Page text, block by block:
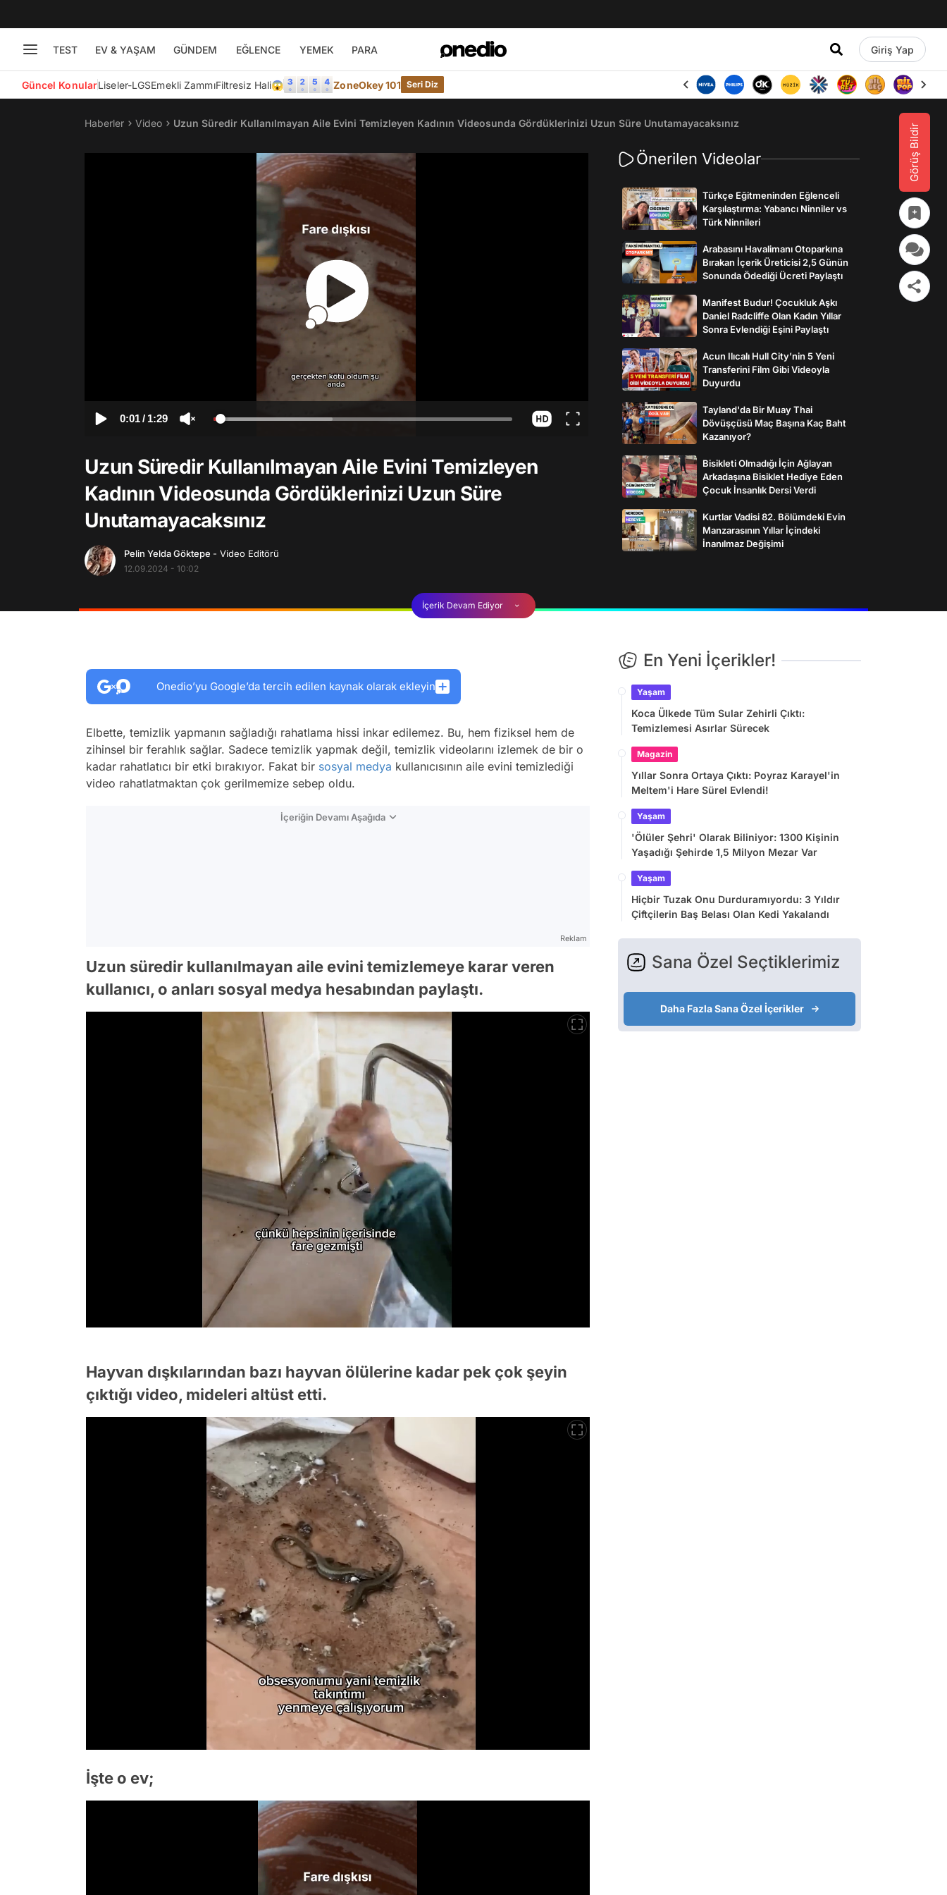
TEST EV & YAŞAM GÜNDEM EĞLENCE YEMEK PARA Giriş Yap
Güncel KonularLiseler-LGSEmekli ZammıFiltresiz Hali😱 ZoneOkey 101 Seri Diz
Görüş Bildir
Haberler Video Uzun Süredir Kullanılmayan Aile Evini Temizleyen Kadının Videosunda Gördüklerinizi Uzun Süre Unutamayacaksınız
0:01/ 1:29
Uzun Süredir Kullanılmayan Aile Evini Temizleyen
Kadının Videosunda Gördüklerinizi Uzun Süre
Unutamayacaksınız
Pelin Yelda Göktepe - Video Editörü
12.09.2024 - 10:02
Önerilen Videolar
Türkçe Eğitmeninden Eğlenceli
Karşılaştırma: Yabancı Ninniler vs
Türk Ninnileri
Arabasını Havalimanı Otoparkına
Bırakan İçerik Üreticisi 2,5 Günün
Sonunda Ödediği Ücreti Paylaştı
Manifest Budur! Çocukluk Aşkı
Daniel Radcliffe Olan Kadın Yıllar
Sonra Evlendiği Eşini Paylaştı
Acun Ilıcalı Hull City’nin 5 Yeni
Transferini Film Gibi Videoyla
Duyurdu
Tayland'da Bir Muay Thai
Dövüşçüsü Maç Başına Kaç Baht
Kazanıyor?
Bisikleti Olmadığı İçin Ağlayan
Arkadaşına Bisiklet Hediye Eden
Çocuk İnsanlık Dersi Verdi
Kurtlar Vadisi 82. Bölümdeki Evin
Manzarasının Yıllar İçindeki
İnanılmaz Değişimi
İçerik Devam Ediyor
Onedio’yu Google’da tercih edilen kaynak olarak ekleyin
Elbette, temizlik yapmanın sağladığı rahatlama hissi inkar edilemez. Bu, hem fiziksel hem de
zihinsel bir ferahlık sağlar. Sadece temizlik yapmak değil, temizlik videolarını izlemek de bir o
kadar rahatlatıcı bir etki bırakıyor. Fakat bir sosyal medya kullanıcısının aile evini temizlediği
video rahatlatmaktan çok gerilmemize sebep oldu.
İçeriğin Devamı Aşağıda
Reklam
Uzun süredir kullanılmayan aile evini temizlemeye karar veren
kullanıcı, o anları sosyal medya hesabından paylaştı.
Hayvan dışkılarından bazı hayvan ölülerine kadar pek çok şeyin
çıktığı video, mideleri altüst etti.
İşte o ev;
En Yeni İçerikler!
Yaşam
Koca Ülkede Tüm Sular Zehirli Çıktı:
Temizlemesi Asırlar Sürecek
Magazin
Yıllar Sonra Ortaya Çıktı: Poyraz Karayel'in
Meltem'i Hare Sürel Evlendi!
Yaşam
'Ölüler Şehri' Olarak Biliniyor: 1300 Kişinin
Yaşadığı Şehirde 1,5 Milyon Mezar Var
Yaşam
Hiçbir Tuzak Onu Durduramıyordu: 3 Yıldır
Çiftçilerin Baş Belası Olan Kedi Yakalandı
Sana Özel Seçtiklerimiz
Daha Fazla Sana Özel İçerikler